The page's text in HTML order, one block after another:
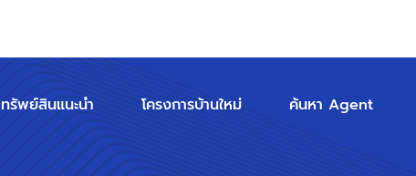
ทรัพย์สินแนะนำ โครงการบ้านใหม่ ค้นหา Agent